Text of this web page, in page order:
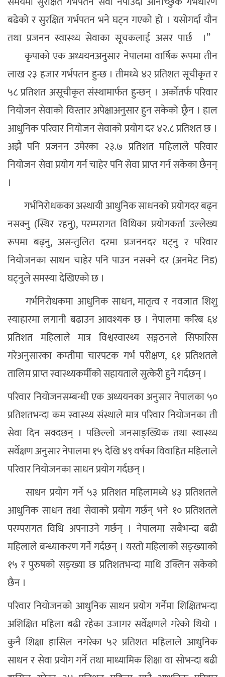
बढेको र सुरक्षित गर्भपतन भने घट्न गएको हो । यसोगर्दा यौन
तथा प्रजनन स्वास्थ्य सेवाका सूचकलाई असर पार्छ ।”
कृपाको एक अध्ययनअनुसार नेपालमा वार्षिक रूपमा तीन
लाख २३ हजार गर्भपतन हुन्छ । तीमध्ये ४२ प्रतिशत सूचीकृत र
५८ प्रतिशत असूचीकृत संस्थामार्फत हुन्छन् । अर्काेतर्फ परिवार
नियोजन सेवाको विस्तार अपेक्षाअनुसार हुन सकेको छ्रैन । हाल
आधुनिक परिवार नियोजन सेवाको प्रयोग दर ४२.८ प्रतिशत छ ।
अझै पनि प्रजनन उमेरका २३.७ प्रतिशत महिलाले परिवार
नियोजन सेवा प्रयोग गर्न चाहेर पनि सेवा प्राप्त गर्न सकेका छैनन्
।
गर्भनिरोधकका अस्थायी आधुनिक साधनको प्रयोगदर बढ्न
नसक्नु (स्थिर रहनु), परम्परागत विधिका प्रयोगकर्ता उल्लेख्य
रूपमा बढ्नु, असन्तुलित दरमा प्रजननदर घट्नु र परिवार
नियोजनका साधन चाहेर पनि पाउन नसक्ने दर (अनमेट निड)
घट्नुले समस्या देखिएको छ ।
गर्भनिरोधकमा आधुनिक साधन, मातृत्व र नवजात शिशु
स्याहारमा लगानी बढाउन आवश्यक छ । नेपालमा करिब ६४
प्रतिशत महिलाले मात्र विश्वस्वास्थ्य सङ्गठनले सिफारिस
गरेअनुसारका कम्तीमा चारपटक गर्भ परीक्षण, ६१ प्रतिशतले
तालिम प्राप्त स्वास्थ्यकर्मीको सहायताले सुत्केरी हुने गर्दछन् ।
परिवार नियोजनसम्बन्धी एक अध्ययनका अनुसार नेपालका ५०
प्रतिशतभन्दा कम स्वास्थ्य संस्थाले मात्र परिवार नियोजनका ती
सेवा दिन सक्दछन् । पछिल्लो जनसाङ्ख्यिक तथा स्वास्थ्य
सर्वेक्षण अनुसार नेपालमा १५ देखि ४९ वर्षका विवाहित महिलाले
परिवार नियोजनका साधन प्रयोग गर्दछन् ।
साधन प्रयोग गर्ने ५३ प्रतिशत महिलामध्ये ४३ प्रतिशतले
आधुनिक साधन तथा सेवाको प्रयोग गर्छन् भने १० प्रतिशतले
परम्परागत विधि अपनाउने गर्छन् । नेपालमा सबैभन्दा बढी
महिलाले बन्ध्याकरण गर्ने गर्दछन् । यस्तो महिलाको सङ्ख्याको
१५ र पुरुषको सङ्ख्या छ प्रतिशतभन्दा माथि उक्लिन सकेको
छैन ।
परिवार नियोजनको आधुनिक साधन प्रयोग गर्नेमा शिक्षितभन्दा
अशिक्षित महिला बढी रहेका उजागर सर्वेक्षणले गरेको थियो ।
कुनै शिक्षा हासिल नगरेका ५२ प्रतिशत महिलाले आधुनिक
साधन र सेवा प्रयोग गर्ने तथा माध्यामिक शिक्षा वा सोभन्दा बढी